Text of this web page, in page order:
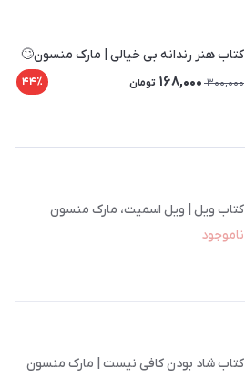
کتاب هنر رندانه بی خیالی | مارک منسون🙄
300,000
168,000 تومان 44٪
کتاب ویل | ویل اسمیت، مارک منسون
ناموجود
کتاب شاد بودن کافی نیست | مارک منسون